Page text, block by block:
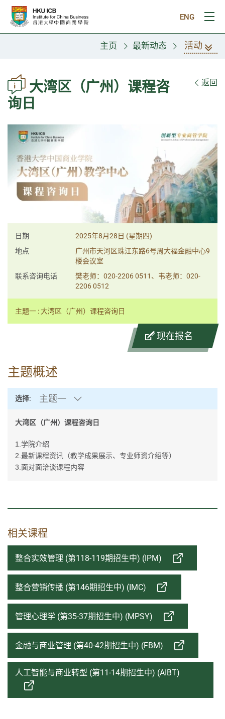
跳往主要内容
ENG
打
主页 最新动态 活动
大湾区（广州）课程咨
询日
返回
日期
2025年8月28日 (星期四)
地点
广州市天河区珠江东路6号周大福金融中心9
楼会议室
联系咨询电话
樊老师：020-2206 0511、韦老师：020-
2206 0512
主题一 : 大湾区（广州）课程咨询日
现在报名
主题概述
选择: 主题一
大湾区（广州）课程咨询日
1. 学院介绍
2. 最新课程资讯（教学成果展示、专业师资介绍等）
3. 面对面洽谈课程内容
相关课程
整合实效管理 (第118-119期招生中) (IPM)
整合营销传播 (第146期招生中) (IMC)
管理心理学 (第35-37期招生中) (MPSY)
金融与商业管理 (第40-42期招生中) (FBM)
人工智能与商业转型 (第11-14期招生中) (AIBT)